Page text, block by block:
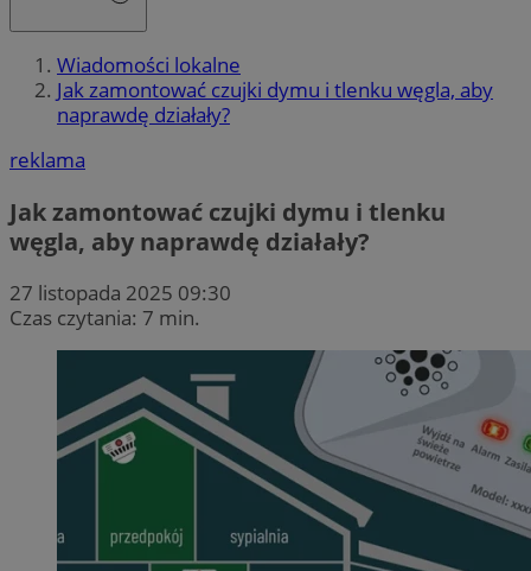
Wiadomości lokalne
Jak zamontować czujki dymu i tlenku węgla, aby
naprawdę działały?
reklama
Jak zamontować czujki dymu i tlenku
węgla, aby naprawdę działały?
27 listopada 2025 09:30
Czas czytania: 7 min.